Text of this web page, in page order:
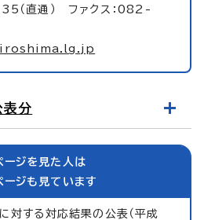
（直通） ファクス：082-
分
ージを見た人は
ージも見ています
対する対応結果の公表（平成